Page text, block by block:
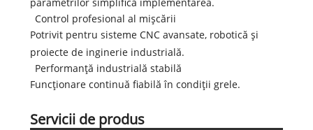
parametrilor simplifică implementarea.
Control profesional al mișcării
Potrivit pentru sisteme CNC avansate, robotică și
proiecte de inginerie industrială.
Performanță industrială stabilă
Funcționare continuă fiabilă în condiții grele.
Servicii de produs